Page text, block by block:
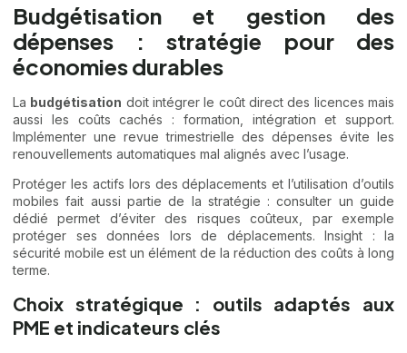
Budgétisation et gestion des
dépenses : stratégie pour des
économies durables
La budgétisation doit intégrer le coût direct des licences mais
aussi les coûts cachés : formation, intégration et support.
Implémenter une revue trimestrielle des dépenses évite les
renouvellements automatiques mal alignés avec l’usage.
Protéger les actifs lors des déplacements et l’utilisation d’outils
mobiles fait aussi partie de la stratégie : consulter un guide
dédié permet d’éviter des risques coûteux, par exemple
protéger ses données lors de déplacements. Insight : la
sécurité mobile est un élément de la réduction des coûts à long
terme.
Choix stratégique : outils adaptés aux
PME et indicateurs clés